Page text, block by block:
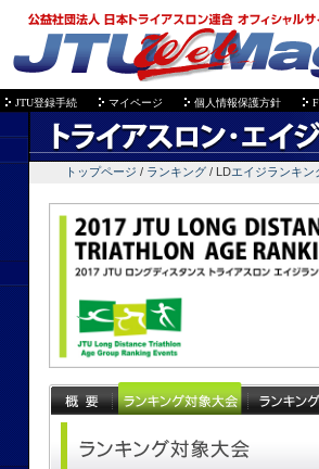
JTU登録手続 マイページ 個人情報保護方針
トップページ / ランキング / LDエイジランキ